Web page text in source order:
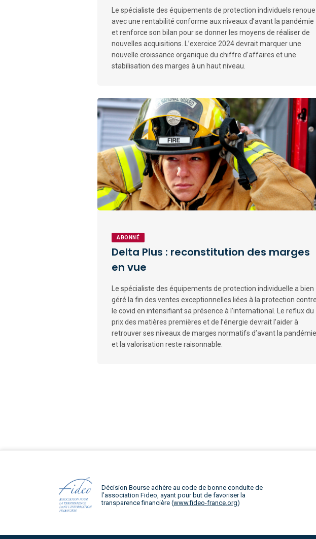
Le spécialiste des équipements de protection individuels renoue
avec une rentabilité conforme aux niveaux d’avant la pandémie
et renforce son bilan pour se donner les moyens de réaliser de
nouvelles acquisitions. L’exercice 2024 devrait marquer une
nouvelle croissance organique du chiffre d’affaires et une
stabilisation des marges à un haut niveau.
ABONNÉ
Delta Plus : reconstitution des marges
en vue
Le spécialiste des équipements de protection individuelle a bien
géré la fin des ventes exceptionnelles liées à la protection contre
le covid en intensifiant sa présence à l’international. Le reflux du
prix des matières premières et de l’énergie devrait l’aider à
retrouver ses niveaux de marges normatifs d’avant la pandémie
et la valorisation reste raisonnable.
Décision Bourse adhère au code de bonne conduite de
l’association Fideo, ayant pour but de favoriser la
transparence financière (www.fideo-france.org)